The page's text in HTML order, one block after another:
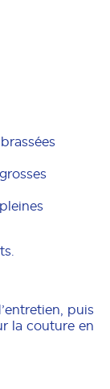
puis
la couture en